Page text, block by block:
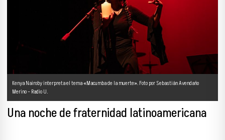
Kenya Nairoby interpreta el tema «Macumba de la muerte». Foto por Sebastián Avendaño
Merino – Radio U.
Una noche de fraternidad latinoamericana